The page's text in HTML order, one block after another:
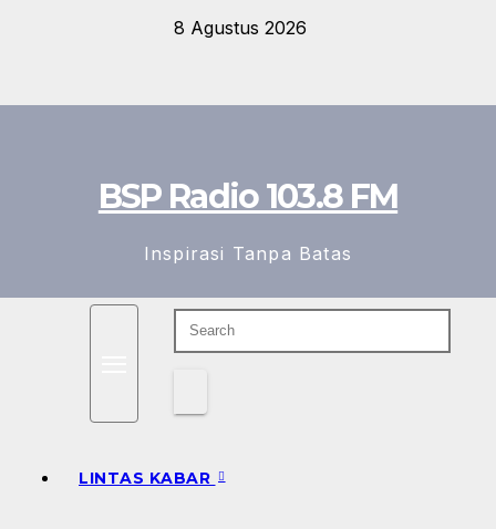
8 Agustus 2026
BSP Radio 103.8 FM
Inspirasi Tanpa Batas
LINTAS KABAR